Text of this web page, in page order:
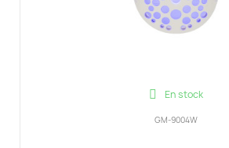
En stock
GM-9004W